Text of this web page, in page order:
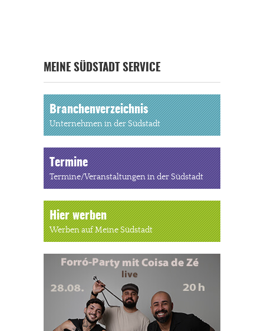
MEINE SÜDSTADT SERVICE
Branchenverzeichnis
Unternehmen in der Südstadt
Termine
Termine/Veranstaltungen in der Südstadt
Hier werben
Werben auf Meine Südstadt